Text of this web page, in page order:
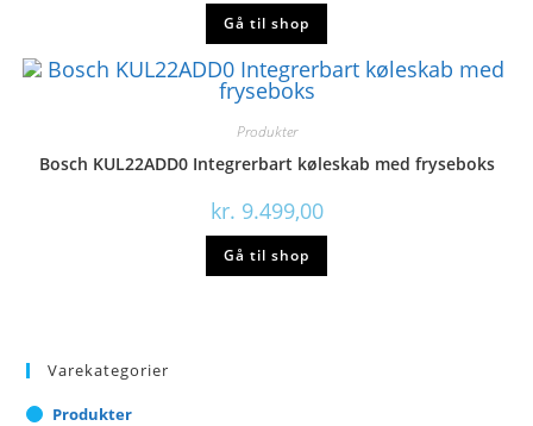
Gå til shop
Produkter
Bosch KUL22ADD0 Integrerbart køleskab med fryseboks
kr. 9.499,00
Gå til shop
Varekategorier
Produkter